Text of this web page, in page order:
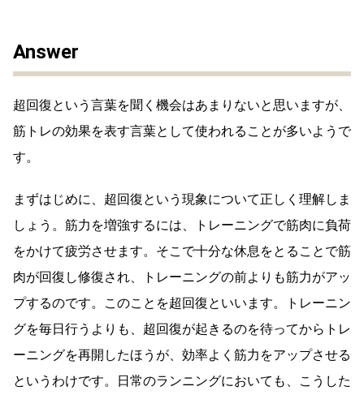
Answer
超回復という言葉を聞く機会はあまりないと思いますが、
筋トレの効果を表す言葉として使われることが多いようで
す。
まずはじめに、超回復という現象について正しく理解しま
しょう。筋力を増強するには、トレーニングで筋肉に負荷
をかけて疲労させます。そこで十分な休息をとることで筋
肉が回復し修復され、トレーニングの前よりも筋力がアッ
プするのです。このことを超回復といいます。トレーニン
グを毎日行うよりも、超回復が起きるのを待ってからトレ
ーニングを再開したほうが、効率よく筋力をアップさせる
というわけです。日常のランニングにおいても、こうした